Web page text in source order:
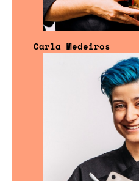
Carla Medeiros